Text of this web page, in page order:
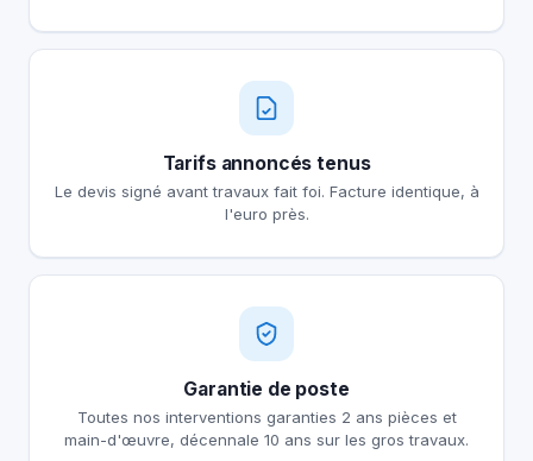
Tarifs annoncés tenus
Le devis signé avant travaux fait foi. Facture identique, à
l'euro près.
Garantie de poste
Toutes nos interventions garanties 2 ans pièces et
main-d'œuvre, décennale 10 ans sur les gros travaux.